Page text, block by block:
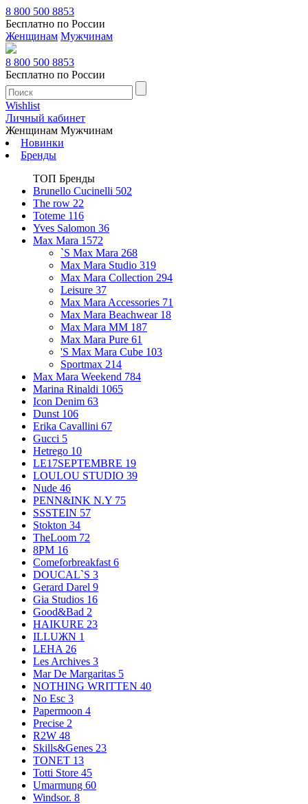
8 800 500 8853
Бесплатно по России
Женщинам Мужчинам
8 800 500 8853
Бесплатно по России
Wishlist
Личный кабинет
Женщинам Мужчинам
Новинки
Бренды
ТОП Бренды
Brunello Cucinelli 502
The row 22
Toteme 116
Yves Salomon 36
Max Mara 1572
`S Max Mara 268
Max Mara Studio 319
Max Mara Collection 294
Leisure 37
Max Mara Accessories 71
Max Mara Beachwear 18
Max Mara MM 187
Max Mara Pure 61
'S Max Mara Cube 103
Sportmax 214
Max Mara Weekend 784
Marina Rinaldi 1065
Icon Denim 63
Dunst 106
Erika Cavallini 67
Gucci 5
Hetrego 10
LE17SEPTEMBRE 19
LOULOU STUDIO 39
Nude 46
PENN&INK N.Y 75
SSSTEIN 57
Stokton 34
TheLoom 72
8PM 16
Comeforbreakfast 6
DOUCAL`S 3
Gerard Darel 9
Gia Studios 16
Good&Bad 2
HAIKURE 23
ILLUЖN 1
LEHA 26
Les Archives 3
Mar De Margaritas 5
NOTHING WRITTEN 40
No Esc 3
Papermoon 4
Precise 2
R2W 48
Skills&Genes 23
TONET 13
Totti Store 45
Umarmung 60
Windsor. 8